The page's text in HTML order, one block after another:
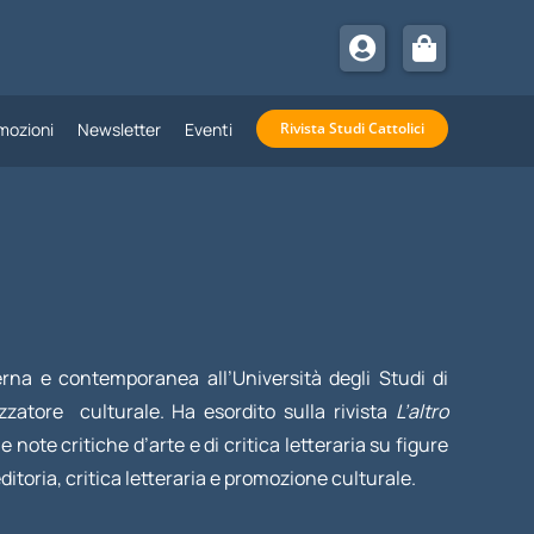
Newsletter Eventi Rivista Studi Cattolici
e contemporanea all’Università degli Studi di
culturale. Ha esordito sulla rivista L’altro
note critiche d’arte e di critica letteraria su figure
critica letteraria e promozione culturale.